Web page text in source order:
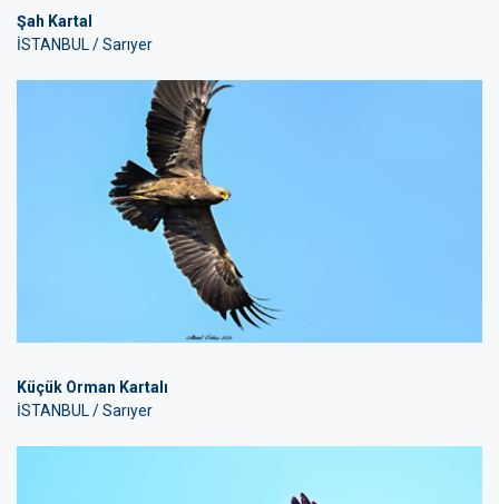
Şah Kartal
İSTANBUL / Sarıyer
Küçük Orman Kartalı
İSTANBUL / Sarıyer